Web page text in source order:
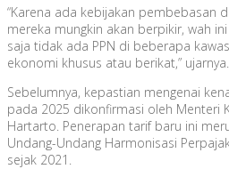
“Karena ada kebijakan pembebasan
mereka mungkin akan berpikir, wah
saja tidak ada PPN di beberapa
ekonomi khusus atau berikat,” ujarnya.
Sebelumnya, kepastian mengenai
pada 2025 dikonfirmasi oleh Menteri
Hartarto. Penerapan tarif baru ini
Undang-Undang Harmonisasi
sejak 2021.